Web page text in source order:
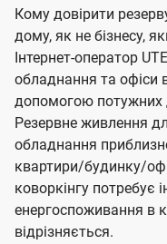
Кому довірити
дому, як не бізнесу,
Інтернет-оператор
обладнання та офіси
допомогою потужних
Резервне живлення
обладнання
квартири/будинку/
коворкінгу потребує
енергоспоживання в
відрізняється.